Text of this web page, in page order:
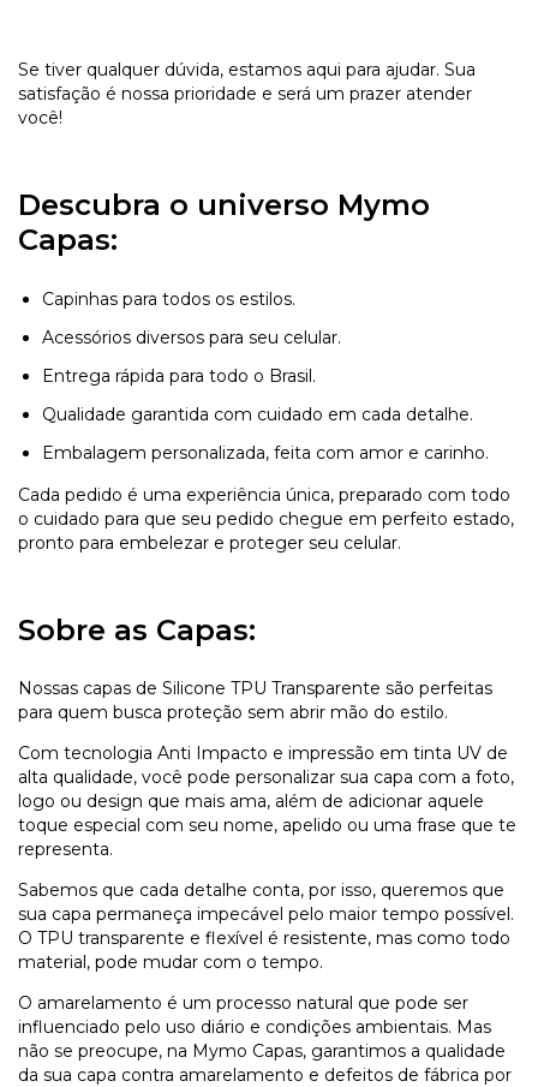
Se tiver qualquer dúvida, estamos aqui para ajudar. Sua
satisfação é nossa prioridade e será um prazer atender
você!
Descubra o universo Mymo
Capas:
Capinhas para todos os estilos.
Acessórios diversos para seu celular.
Entrega rápida para todo o Brasil.
Qualidade garantida com cuidado em cada detalhe.
Embalagem personalizada, feita com amor e carinho.
Cada pedido é uma experiência única, preparado com todo
o cuidado para que seu pedido chegue em perfeito estado,
pronto para embelezar e proteger seu celular.
Sobre as Capas:
Nossas capas de Silicone TPU Transparente são perfeitas
para quem busca proteção sem abrir mão do estilo.
Com tecnologia Anti Impacto e impressão em tinta UV de
alta qualidade, você pode personalizar sua capa com a foto,
logo ou design que mais ama, além de adicionar aquele
toque especial com seu nome, apelido ou uma frase que te
representa.
Sabemos que cada detalhe conta, por isso, queremos que
sua capa permaneça impecável pelo maior tempo possível.
O TPU transparente e flexível é resistente, mas como todo
material, pode mudar com o tempo.
O amarelamento é um processo natural que pode ser
influenciado pelo uso diário e condições ambientais. Mas
não se preocupe, na Mymo Capas, garantimos a qualidade
da sua capa contra amarelamento e defeitos de fábrica por